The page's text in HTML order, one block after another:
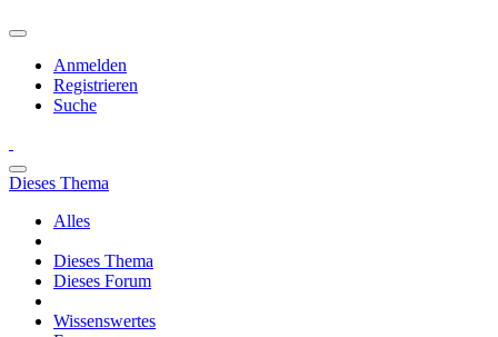
Anmelden
Registrieren
Suche
Dieses Thema
Alles
Dieses Thema
Dieses Forum
Wissenswertes